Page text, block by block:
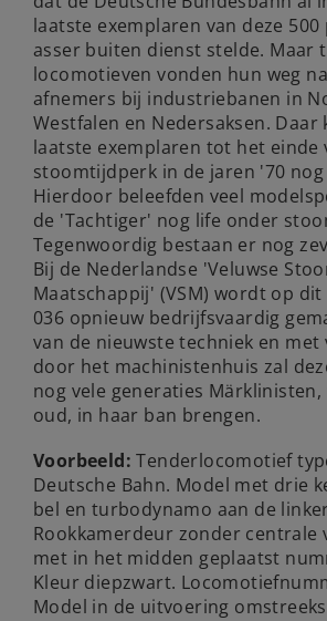
laatste exemplaren van deze
asser buiten dienst stelde. Maar
locomotieven vonden hun weg
afnemers bij industriebanen in
Westfalen en Nedersaksen. Daar
laatste exemplaren tot het einde
stoomtijdperk in de jaren '70
Hierdoor beleefden veel
de 'Tachtiger' nog life onder
Tegenwoordig bestaan er nog
Bij de Nederlandse 'Veluwse
Maatschappij' (VSM) wordt op
036 opnieuw bedrijfsvaardig
van de nieuwste techniek en
door het machinistenhuis zal
nog vele generaties
oud, in haar ban brengen.
Voorbeeld: Tenderlocomotief
Deutsche Bahn. Model met drie
bel en turbodynamo aan de
Rookkamerdeur zonder centrale
met in het midden geplaatst
Kleur diepzwart.
Model in de uitvoering